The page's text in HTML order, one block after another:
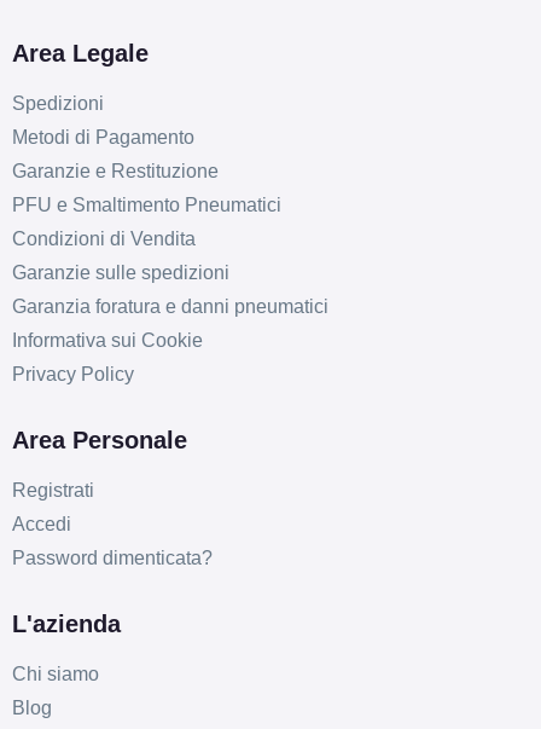
Area Legale
Spedizioni
Metodi di Pagamento
Garanzie e Restituzione
PFU e Smaltimento Pneumatici
Condizioni di Vendita
Garanzie sulle spedizioni
Garanzia foratura e danni pneumatici
Informativa sui Cookie
Privacy Policy
Area Personale
Registrati
Accedi
Password dimenticata?
L'azienda
Chi siamo
Blog